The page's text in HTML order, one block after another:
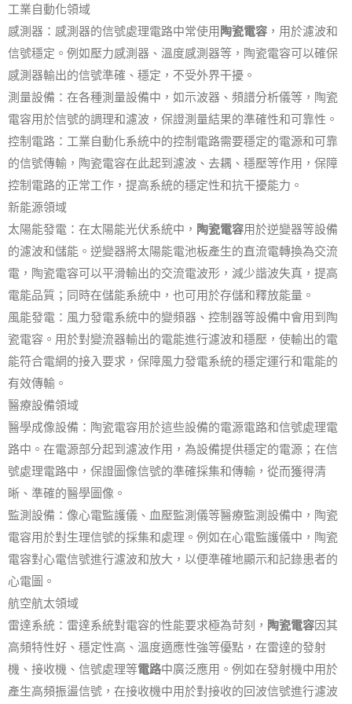
工業自動化領域
感測器：感測器的信號處理電路中常使用 陶瓷電容 ，用於濾波和
信號穩定。例如壓力感測器、溫度感測器等，陶瓷電容可以確保
感測器輸出的信號準確、穩定，不受外界干擾。
測量設備：在各種測量設備中，如示波器、頻譜分析儀等，陶瓷
電容用於信號的調理和濾波，保證測量結果的準確性和可靠性。
控制電路：工業自動化系統中的控制電路需要穩定的電源和可靠
的信號傳輸，陶瓷電容在此起到濾波、去耦、穩壓等作用，保障
控制電路的正常工作，提高系統的穩定性和抗干擾能力。
新能源領域
太陽能發電：在太陽能光伏系統中， 陶瓷電容用於逆變器等設備
的濾波和儲能。逆變器將太陽能電池板產生的直流電轉換為交流
電，陶瓷電容可以平滑輸出的交流電波形，減少諧波失真，提高
電能品質；同時在儲能系統中，也可用於存儲和釋放能量。
風能發電：風力發電系統中的變頻器、控制器等設備中會用到陶
瓷電容。用於對變流器輸出的電能進行濾波和穩壓，使輸出的電
能符合電網的接入要求，保障風力發電系統的穩定運行和電能的
有效傳輸。
醫療設備領域
醫學成像設備：陶瓷電容用於這些設備的電源電路和信號處理電
路中。在電源部分起到濾波作用，為設備提供穩定的電源；在信
號處理電路中，保證圖像信號的準確採集和傳輸，從而獲得清
晰、準確的醫學圖像。
監測設備：像心電監護儀、血壓監測儀等醫療監測設備中，陶瓷
電容用於對生理信號的採集和處理。例如在心電監護儀中，陶瓷
電容對心電信號進行濾波和放大，以便準確地顯示和記錄患者的
心電圖。
航空航太領域
雷達系統：雷達系統對電容的性能要求極為苛刻， 陶瓷電容因其
高頻特性好、穩定性高、溫度適應性強等優點，在雷達的發射
機、接收機、信號處理等電路中廣泛應用。例如在發射機中用於
產生高頻振盪信號，在接收機中用於對接收的回波信號進行濾波